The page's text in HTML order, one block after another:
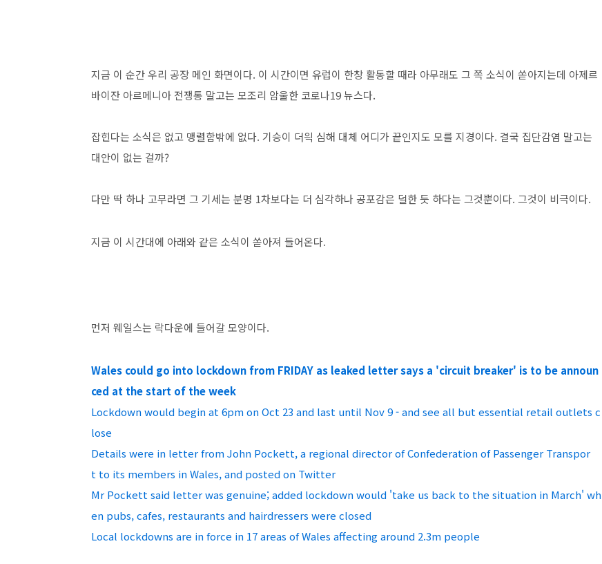
지금 이 순간 우리 공장 메인 화면이다. 이 시간이면 유럽이 한창 활동할 때라 아무래도 그 쪽 소식이 쏟아지는데 아제르
바이잔 아르메니아 전쟁통 말고는 모조리 암울한 코로나19 뉴스다.
잡힌다는 소식은 없고 맹렬함밖에 없다. 기승이 더읙 심해 대체 어디가 끝인지도 모를 지경이다. 결국 집단감염 말고는
대안이 없는 걸까?
다만 딱 하나 고무라면 그 기세는 분명 1차보다는 더 심각하나 공포감은 덜한 듯 하다는 그것뿐이다. 그것이 비극이다.
지금 이 시간대에 아래와 같은 소식이 쏟아져 들어온다.
먼저 웨일스는 락다운에 들어갈 모양이다.
Wales could go into lockdown from FRIDAY as leaked letter says a 'circuit breaker' is to be announ
ced at the start of the week
Lockdown would begin at 6pm on Oct 23 and last until Nov 9 - and see all but essential retail outlets c
lose
Details were in letter from John Pockett, a regional director of Confederation of Passenger Transpor
t to its members in Wales, and posted on Twitter
Mr Pockett said letter was genuine; added lockdown would 'take us back to the situation in March' wh
en pubs, cafes, restaurants and hairdressers were closed
Local lockdowns are in force in 17 areas of Wales affecting around 2.3m people